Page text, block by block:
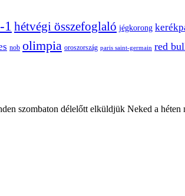
hétvégi összefoglaló jégkorong
nob olimpia oroszország paris saint-germain red
szombaton délelőtt elküldjük Neked a héten